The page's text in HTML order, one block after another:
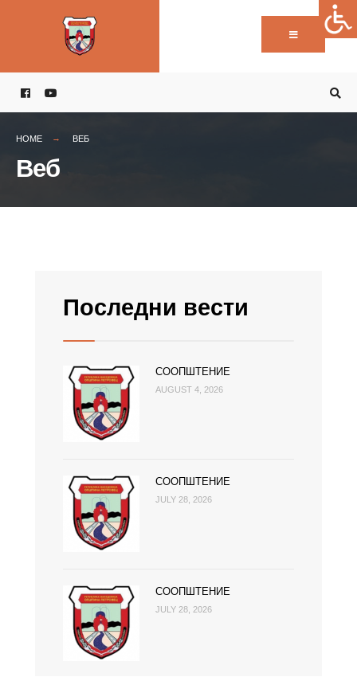
HOME ВЕБ
Веб
Последни вести
СООПШТЕНИЕ
AUGUST 4, 2026
СООПШТЕНИЕ
JULY 28, 2026
СООПШТЕНИЕ
JULY 28, 2026